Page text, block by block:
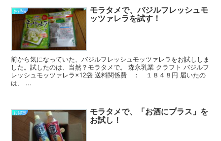
お得技
モラタメで、バジルフレッシュモ
ッツァレラを試す！
前から気になっていた、バジルフレッシュモッツァレラをお試ししま
した。試したのは、当然？モラタメで。 森永乳業 クラフト バジルフ
レッシュモッツァレラ×12袋 送料関係費 ： １８４８円 届いたの
は、 ...
お得技
モラタメで、「お酒にプラス」を
お試し！